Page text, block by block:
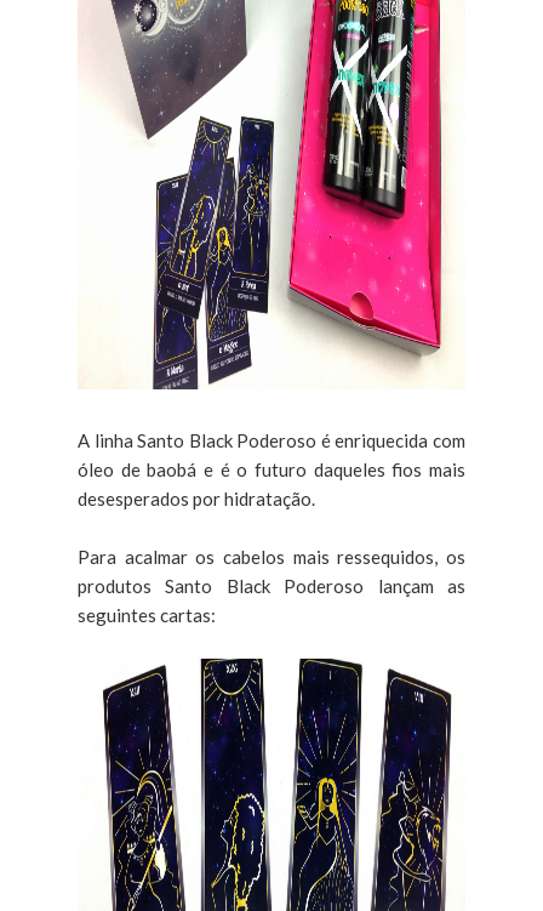
A linha Santo Black Poderoso é enriquecida com
óleo de baobá e é o futuro daqueles fios mais
desesperados por hidratação.
Para acalmar os cabelos mais ressequidos, os
produtos Santo Black Poderoso lançam as
seguintes cartas: